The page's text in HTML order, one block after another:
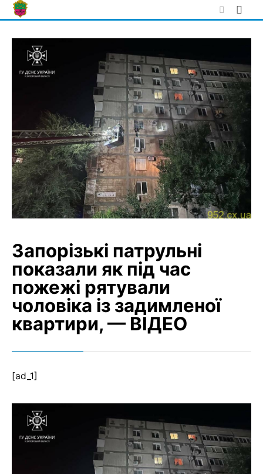
Skip
to
Запорізькі патрульні
показали як під час
пожежі рятували
чоловіка із задимленої
квартири, — ВІДЕО
[ad_1]